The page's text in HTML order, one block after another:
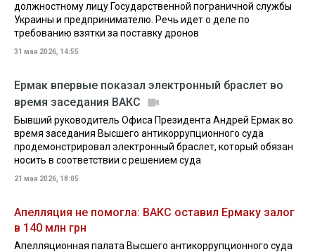
должностному лицу Государственной пограничной службы
Украины и предпринимателю. Речь идет о деле по
требованию взятки за поставку дронов
31 мая 2026, 14:55
Ермак впервые показал электронный браслет во
время заседания ВАКС
Бывший руководитель Офиса Президента Андрей Ермак во
время заседания Высшего антикоррупционного суда
продемонстрировал электронный браслет, который обязан
носить в соответствии с решением суда
21 мая 2026, 18:05
Апелляция не помогла: ВАКС оставил Ермаку залог
в 140 млн грн
Апелляционная палата Высшего антикоррупционного суда